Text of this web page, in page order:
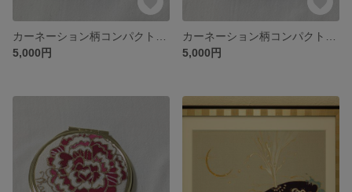
5,000円
5,000円